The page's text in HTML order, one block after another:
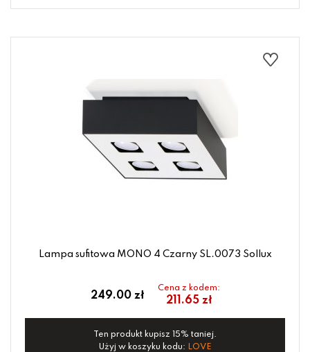
Lampa sufitowa MONO 4 Czarny SL.0073 Sollux
249.00 zł
Cena z kodem:
211.65 zł
Ten produkt kupisz 15% taniej.
Użyj w koszyku kodu: LOVE